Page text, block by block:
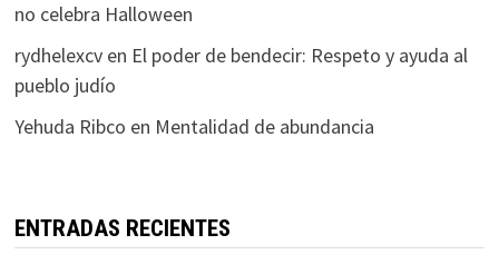
no celebra Halloween
rydhelexcven El poder de bendecir: Respeto y ayuda al
pueblo judío
Yehuda Ribco en Mentalidad de abundancia
ENTRADAS RECIENTES